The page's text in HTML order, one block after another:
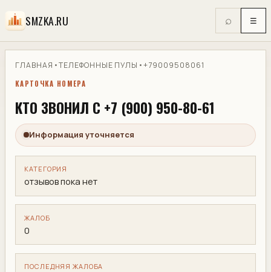
SMZKA.RU ⌕ ☰
ГЛАВНАЯ •ТЕЛЕФОННЫЕ ПУЛЫ •+79009508061
КАРТОЧКА НОМЕРА
КТО ЗВОНИЛ С +7 (900) 950-80-61
Информация уточняется
КАТЕГОРИЯ
отзывов пока нет
ЖАЛОБ
0
ПОСЛЕДНЯЯ ЖАЛОБА